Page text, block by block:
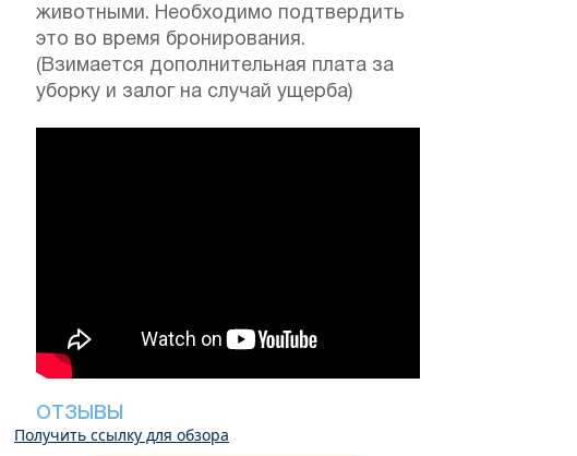
животными. Необходимо подтвердить
это во время бронирования.
(Взимается дополнительная плата за
уборку и залог на случай ущерба)
ОТЗЫВЫ
Получить ссылку для обзора